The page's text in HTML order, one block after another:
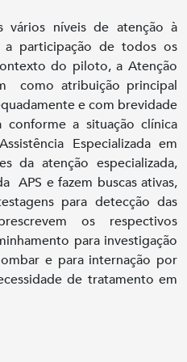
vários níveis de atenção à
participação de todos os
do piloto, a Atenção
como atribuição principal
e com brevidade
conforme a situação clínica
Especializada em
da atenção especializada,
APS e fazem buscas ativas,
para detecção das
os respectivos
para investigação
e para internação por
de tratamento em